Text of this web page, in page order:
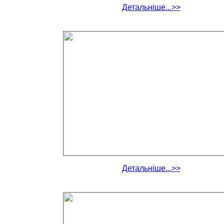
Детальніше...>>
Детальніше...>>